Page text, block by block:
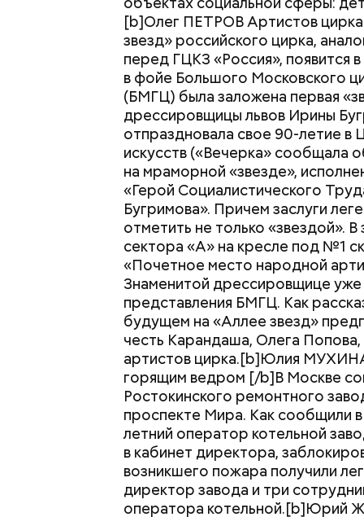
[b]Олег ПЕТРОВ Артистов цирка
звезд» российского цирка,
перед ГЦКЗ «Россия», появится
в фойе Большого Московского
(БМГЦ) была заложена первая
дрессировщицы львов Ирины
отпраздновала свое 90-летие
искусств («Вечерка» сообщала
на мраморной «звезде»,
«Герой Социалистического
Бугримова». Причем заслуги
отметить не только «звездой».
сектора «А» на кресле под №1
«Почетное место народной
Знаменитой дрессировщице
представления БМГЦ. Как
будущем на «Аллее звезд»
честь Карандаша, Олега
артистов цирка.[b]Юлия
горящим ведром [/b]В Москве
Ростокинского ремонтного
проспекте Мира. Как сообщили
летний оператор котельной
в кабинет директора,
возникшего пожара получили
директор завода и три
оператора котельной.[b]Юрий
— Среди инженерных
являются программы по
авиастроения и ракетно-
популярны профили
обучения» и
программных систем». Мы
ИТ.